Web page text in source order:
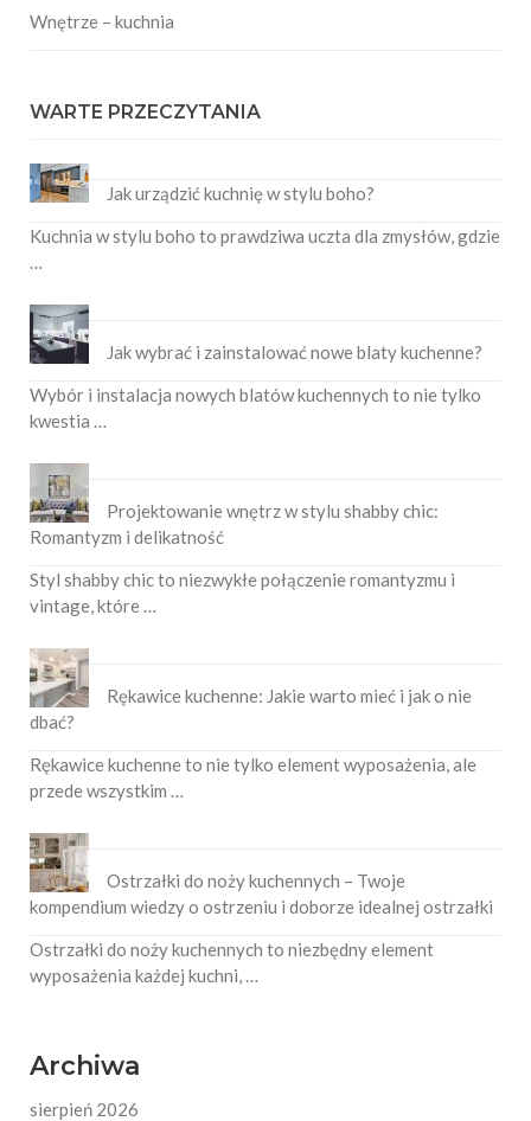
Wnętrze – kuchnia
WARTE PRZECZYTANIA
Jak urządzić kuchnię w stylu boho?
Kuchnia w stylu boho to prawdziwa uczta dla zmysłów, gdzie
Jak wybrać i zainstalować nowe blaty kuchenne?
Wybór i instalacja nowych blatów kuchennych to nie tylko
kwestia …
Projektowanie wnętrz w stylu shabby chic:
Romantyzm i delikatność
Styl shabby chic to niezwykłe połączenie romantyzmu i
vintage, które …
Rękawice kuchenne: Jakie warto mieć i jak o nie
dbać?
Rękawice kuchenne to nie tylko element wyposażenia, ale
przede wszystkim …
Ostrzałki do noży kuchennych – Twoje
kompendium wiedzy o ostrzeniu i doborze idealnej ostrzałki
Ostrzałki do noży kuchennych to niezbędny element
wyposażenia każdej kuchni, …
Archiwa
sierpień 2026